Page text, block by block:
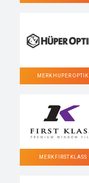
MERK HUPER OPTIK
MERK FIRST KLASS